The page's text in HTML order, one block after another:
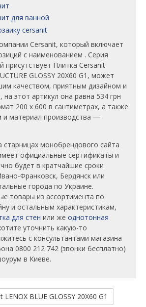
для ванной
cersanit
Cersanit, который включает
с наименованием . Серия
присутствует Плитка Cersanit
GLOSSY 20X60 G1, может
качеством, приятным дизайном и
на этот артикул она равна 534 грн
200 х 600 в сантиметрах, а также
и материал производства —
старницах монобрендового сайта
официальные сертификаты и
будет в кратчайшие сроки
Франковск, Бердянск или
города по Украине.
товары из ассортимента по
и остальным характеристикам,
для стен или же однотонная
уточнить какую-то
с консультантами магазина
0800 212 742 (звонки бесплатно)
в Киеве.
BLUE GLOSSY 20X60 G1